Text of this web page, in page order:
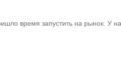
время запустить на рынок. У